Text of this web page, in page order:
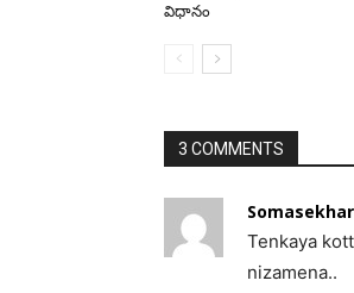
విధానం
3 COMMENTS
Somasekhar
Tenkaya
nizamena..